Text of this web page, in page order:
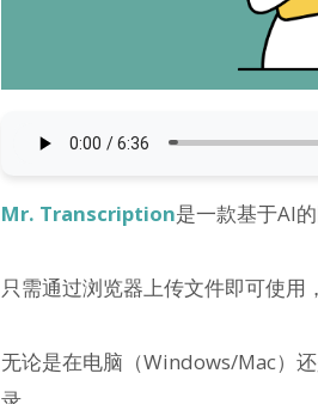
Mr. Transcription是一款基于AI
只需通过浏览器上传文件即可使用
无论是在电脑（Windows/Mac）